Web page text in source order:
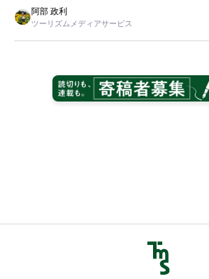
阿部 政利
ツーリズムメディアサービス